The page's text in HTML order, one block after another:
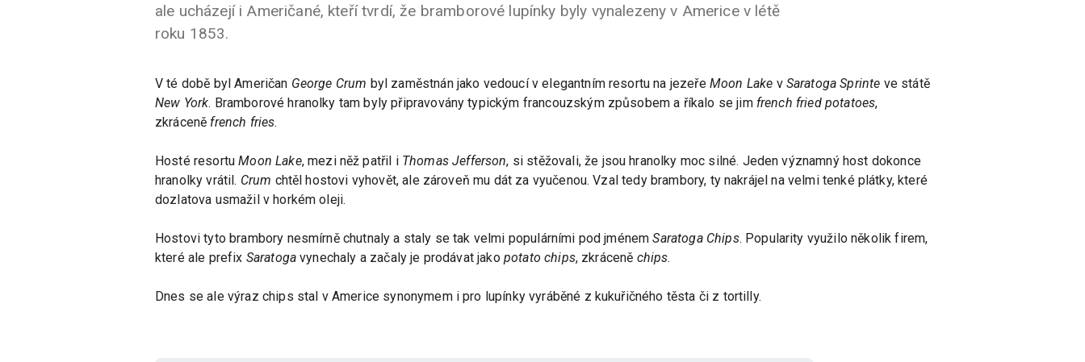
ale ucházejí i Američané, kteří tvrdí, že bramborové lupínky byly vynalezeny v Americe v létě
roku 1853.
V té době byl Američan George Crum byl zaměstnán jako vedoucí v elegantním resortu na jezeře Moon Lake v Saratoga Sprinte ve státě
New York. Bramborové hranolky tam byly připravovány typickým francouzským způsobem a říkalo se jim french fried potatoes,
zkráceně french fries.
Hosté resortuMoon Lake, mezi něž patřil i Thomas Jefferson, si stěžovali, že jsou hranolky moc silné. Jeden významný host dokonce
hranolky vrátil. Crum chtěl hostovi vyhovět, ale zároveň mu dát za vyučenou. Vzal tedy brambory, ty nakrájel na velmi tenké plátky, které
dozlatova usmažil v horkém oleji.
Hostovi tyto brambory nesmírně chutnaly a staly se tak velmi populárními pod jménemSaratoga Chips. Popularity využilo několik firem,
které ale prefix Saratoga vynechaly a začaly je prodávat jako potato chips, zkráceně chips.
Dnes se ale výraz chips stal v Americe synonymem i pro lupínky vyráběné z kukuřičného těsta či z tortilly.